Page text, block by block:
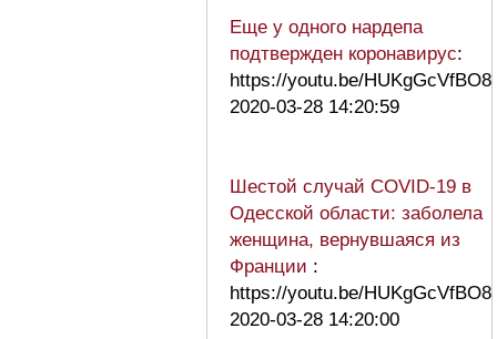
Еще у одного нардепа
подтвержден коронавирус:
https://youtu.be/HUKgGcVfBO8
2020-03-28 14:20:59
Шестой случай COVID-19 в
Одесской области: заболела
женщина, вернувшаяся из
Франции :
https://youtu.be/HUKgGcVfBO8
2020-03-28 14:20:00